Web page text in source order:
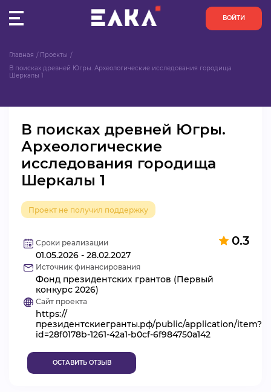
ВОЙТИ
ПУЛЬС
ОРГАНИЗАЦИИ
АКТИВИСТЫ
БАЗА ЗНАНИЙ
ВИДЕОКУРСЫ
ВОЙТИ
Главная
Проекты
В поисках древней Югры. Археологические исследования городища
Шеркалы 1
В поисках древней Югры.
Археологические
исследования городища
Шеркалы 1
Проект не получил поддержку
0.3
Сроки реализации
01.05.2026 - 28.02.2027
Источник финансирования
Фонд президентских грантов (Первый
конкурс 2026)
Сайт проекта
https://
президентскиегранты.рф/public/application/item?
id=28f0178b-1261-42a1-b0cf-6f984750a142
ОСТАВИТЬ ОТЗЫВ